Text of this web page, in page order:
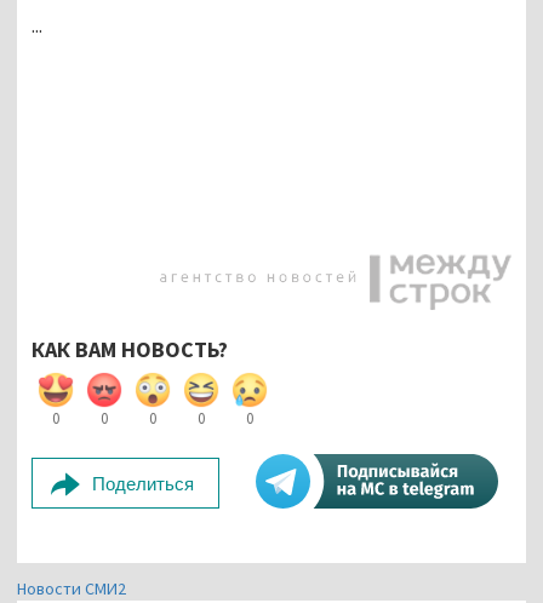
...
КАК ВАМ НОВОСТЬ?
0 0 0 0 0
Поделиться
Новости СМИ2